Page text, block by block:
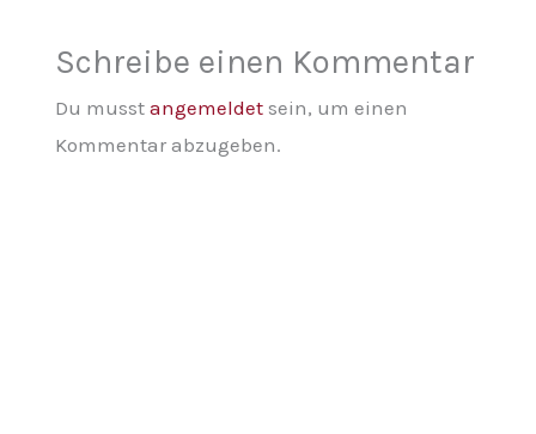
Schreibe einen Kommentar
Du musst angemeldetsein, um einen
Kommentar abzugeben.